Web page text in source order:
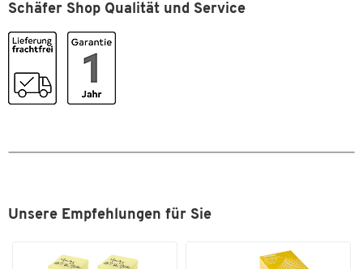
Schäfer Shop Qualität und Service
Unsere Empfehlungen für Sie